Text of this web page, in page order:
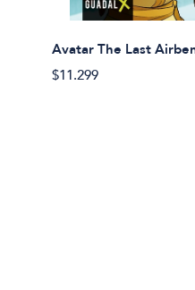
Avatar The Last
$11.299